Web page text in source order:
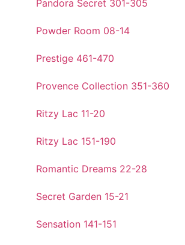
Pandora Secret 301-305
Powder Room 08-14
Prestige 461-470
Provence Collection 351-360
Ritzy Lac 11-20
Ritzy Lac 151-190
Romantic Dreams 22-28
Secret Garden 15-21
Sensation 141-151